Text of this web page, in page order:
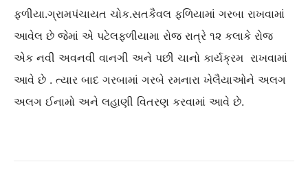
ફળીયા.ગ્રામપંચાયત ચોક.સતકૈવલ ફળિયામાં ગરબા રાખવામાં
આવેલ છે જેમાં એ પટેલફળીયામા રોજ રાત્રે ૧૨ કલાકે રોજ
એક નવી અવનવી વાનગી અને પછી ચાનો કાર્યક્રમ રાખવામાં
આવે છે . ત્યાર બાદ ગરબામાં ગરબે રમનારા ખેલૈયાઓને અલગ
અલગ ઈનામો અને લહાણી વિતરણ કરવામાં આવે છે.